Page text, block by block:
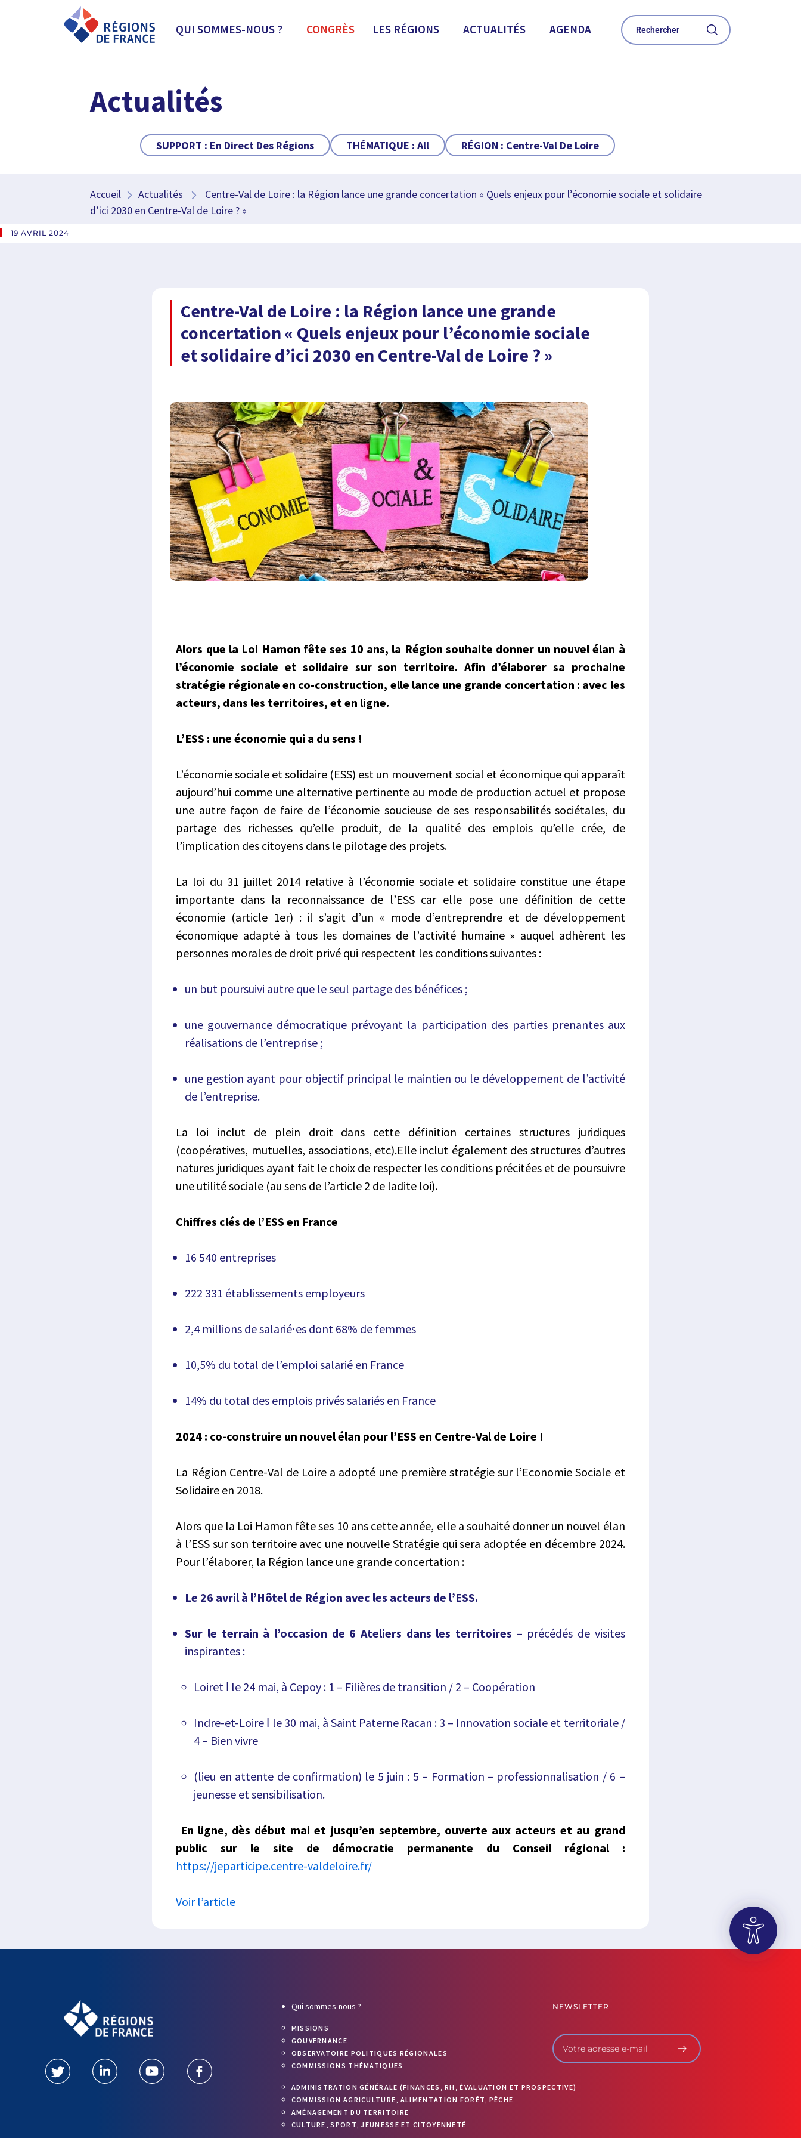
QUI SOMMES-NOUS ? CONGRÈS LES RÉGIONS ACTUALITÉS AGENDA
Actualités
SUPPORT : En Direct Des Régions THÉMATIQUE : All RÉGION : Centre-Val De Loire
Accueil Actualités
Centre-Val de Loire : la Région lance une grande concertation « Quels enjeux pour l’économie sociale et solidaire
d’ici 2030 en Centre-Val de Loire ? »
19 AVRIL 2024
Centre-Val de Loire : la Région lance une grande
concertation « Quels enjeux pour l’économie sociale
et solidaire d’ici 2030 en Centre-Val de Loire ? »
Alors que la Loi Hamon fête ses 10 ans, la Région souhaite donner un nouvel élan à
l’économie sociale et solidaire sur son territoire. Afin d’élaborer sa prochaine
stratégie régionale en co-construction, elle lance une grande concertation : avec les
acteurs, dans les territoires, et en ligne.
L’ESS : une économie qui a du sens !
L’économie sociale et solidaire (ESS) est un mouvement social et économique qui apparaît
aujourd’hui comme une alternative pertinente au mode de production actuel et propose
une autre façon de faire de l’économie soucieuse de ses responsabilités sociétales, du
partage des richesses qu’elle produit, de la qualité des emplois qu’elle crée, de
l’implication des citoyens dans le pilotage des projets.
La loi du 31 juillet 2014 relative à l’économie sociale et solidaire constitue une étape
importante dans la reconnaissance de l’ESS car elle pose une définition de cette
économie (article 1er) : il s’agit d’un « mode d’entreprendre et de développement
économique adapté à tous les domaines de l’activité humaine » auquel adhèrent les
personnes morales de droit privé qui respectent les conditions suivantes :
un but poursuivi autre que le seul partage des bénéfices ;
une gouvernance démocratique prévoyant la participation des parties prenantes aux
réalisations de l’entreprise ;
une gestion ayant pour objectif principal le maintien ou le développement de l’activité
de l’entreprise.
La loi inclut de plein droit dans cette définition certaines structures juridiques
(coopératives, mutuelles, associations, etc).Elle inclut également des structures d’autres
natures juridiques ayant fait le choix de respecter les conditions précitées et de poursuivre
une utilité sociale (au sens de l’article 2 de ladite loi).
Chiffres clés de l’ESS en France
16 540 entreprises
222 331 établissements employeurs
2,4 millions de salarié∙es dont 68% de femmes
10,5% du total de l’emploi salarié en France
14% du total des emplois privés salariés en France
2024 : co-construire un nouvel élan pour l’ESS en Centre-Val de Loire !
La Région Centre-Val de Loire a adopté une première stratégie sur l’Economie Sociale et
Solidaire en 2018.
Alors que la Loi Hamon fête ses 10 ans cette année, elle a souhaité donner un nouvel élan
à l’ESS sur son territoire avec une nouvelle Stratégie qui sera adoptée en décembre 2024.
Pour l’élaborer, la Région lance une grande concertation :
Le 26 avril à l’Hôtel de Région avec les acteurs de l’ESS.
Sur le terrain à l’occasion de 6 Ateliers dans les territoires – précédés de visites
inspirantes :
Loiret ǀ le 24 mai, à Cepoy : 1 – Filières de transition / 2 – Coopération
Indre-et-Loire ǀ le 30 mai, à Saint Paterne Racan : 3 – Innovation sociale et territoriale /
4 – Bien vivre
(lieu en attente de confirmation) le 5 juin : 5 – Formation – professionnalisation / 6 –
jeunesse et sensibilisation.
En ligne, dès début mai et jusqu’en septembre, ouverte aux acteurs et au grand
public sur le site de démocratie permanente du Conseil régional :
https://jeparticipe.centre-valdeloire.fr/
Voir l’article
Qui sommes-nous ?
MISSIONS
GOUVERNANCE
OBSERVATOIRE POLITIQUES RÉGIONALES
COMMISSIONS THÉMATIQUES
ADMINISTRATION GÉNÉRALE (FINANCES, RH, ÉVALUATION ET PROSPECTIVE)
COMMISSION AGRICULTURE, ALIMENTATION FORÊT, PÊCHE
AMÉNAGEMENT DU TERRITOIRE
CULTURE, SPORT, JEUNESSE ET CITOYENNETÉ
NEWSLETTER